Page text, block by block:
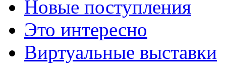
Новые поступления
Это интересно
Виртуальные выставки